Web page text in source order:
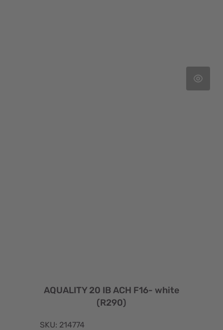
AQUALITY 20 IB ACH F16- white
(R290)
SKU: 214774